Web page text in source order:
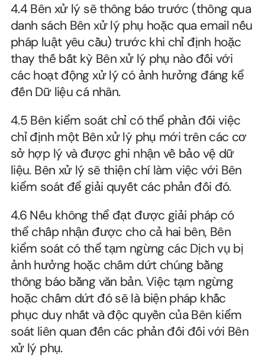
4.4 Bên xử lý sẽ thông báo trước (thông qua
danh sách Bên xử lý phụ hoặc qua email nếu
pháp luật yêu cầu) trước khi chỉ định hoặc
thay thế bất kỳ Bên xử lý phụ nào đối với
các hoạt động xử lý có ảnh hưởng đáng kể
đến Dữ liệu cá nhân.
4.5 Bên kiểm soát chỉ có thể phản đối việc
chỉ định một Bên xử lý phụ mới trên các cơ
sở hợp lý và được ghi nhận về bảo vệ dữ
liệu. Bên xử lý sẽ thiện chí làm việc với Bên
kiểm soát để giải quyết các phản đối đó.
4.6 Nếu không thể đạt được giải pháp có
thể chấp nhận được cho cả hai bên, Bên
kiểm soát có thể tạm ngừng các Dịch vụ bị
ảnh hưởng hoặc chấm dứt chúng bằng
thông báo bằng văn bản. Việc tạm ngừng
hoặc chấm dứt đó sẽ là biện pháp khắc
phục duy nhất và độc quyền của Bên kiểm
soát liên quan đến các phản đối đối với Bên
xử lý phụ.